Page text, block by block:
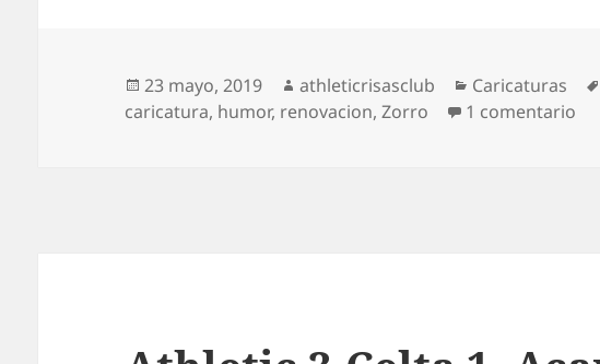
Publicado
el
23 mayo, 2019 Autor
athleticrisasclub Categorías
Caricaturas
caricatura, humor, renovacion,Zorro 1 comentario